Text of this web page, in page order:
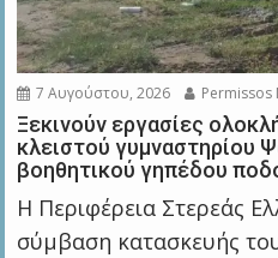
7 Αυγούστου, 2026 Permissos
Ξεκινούν εργασίες
κλειστού γυμναστηρίου
βοηθητικού γηπέδου
Η Περιφέρεια Στερεάς
σύμβαση κατασκευής